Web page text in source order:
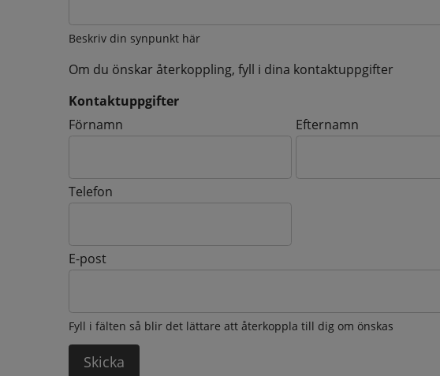
Beskriv din synpunkt här
Om du önskar återkoppling, fyll i dina kontaktuppgifter
Kontaktuppgifter
Kontaktuppgifter
Förnamn Efternamn
Telefon
E-post
Fyll i fälten så blir det lättare att återkoppla till dig om önskas